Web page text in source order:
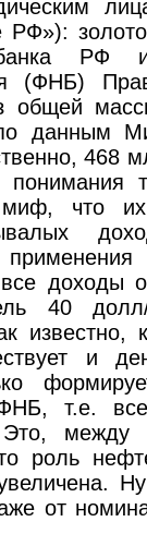
банка РФ
(ФНБ)
общей
данным
468
что их
все доходы
40
известно,
и
т.е.
между
роль
от